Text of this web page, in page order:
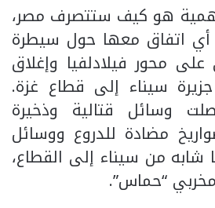
أهمية هو كيف ستتصرف مصر،
أي اتفاق معها حول سيطرة
على محور فيلادلفيا وإغلاق
سيناء إلى قطاع غزة.
وسائل قتالية وذخيرة
مضادة للدروع ووسائل
شابه من سيناء إلى القطاع،
“حماس”.